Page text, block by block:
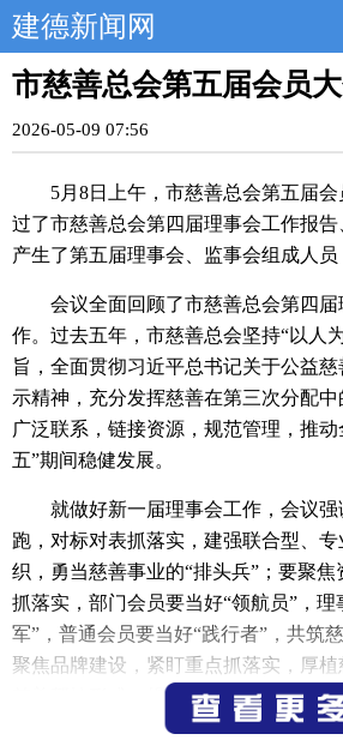
建德新闻网
市慈善总会第五届会员
2026-05-09 07:56
5月8日上午，市慈善总会第五届
过了市慈善总会第四届理事会工作报
产生了第五届理事会、监事会组成人员
会议全面回顾了市慈善总会第四
作。过去五年，市慈善总会坚持“以人
旨，全面贯彻习近平总书记关于公益
示精神，充分发挥慈善在第三次分配中
广泛联系，链接资源，规范管理，推
五”期间稳健发展。
就做好新一届理事会工作，会议
跑，对标对表抓落实，建强联合型、
织，勇当慈善事业的“排头兵”；要聚焦
抓落实，部门会员要当好“领航员”，理
军”，普通会员要当好“践行者”，共筑
聚焦品牌建设，紧盯重点抓落实，厚
慈善帮扶形式，规范慈善项目管理，擦